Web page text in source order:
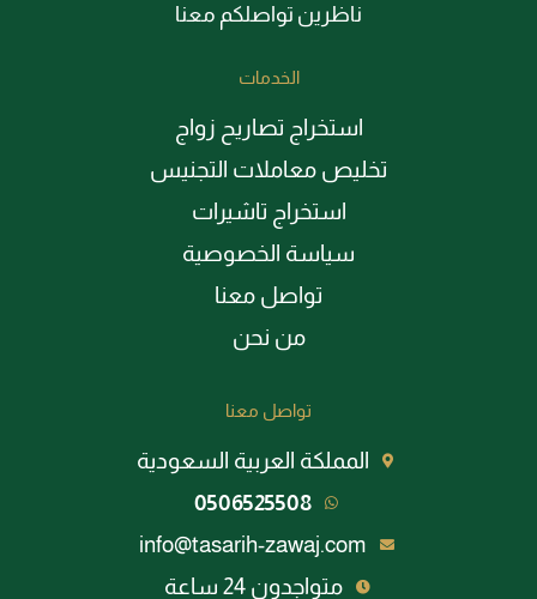
ناظرين تواصلكم معنا
الخدمات
استخراج تصاريح زواج
تخليص معاملات التجنيس
استخراج تاشيرات
سياسة الخصوصية
تواصل معنا
من نحن
تواصل معنا
المملكة العربية السعودية
0506525508
info@tasarih-zawaj.com
متواجدون 24 ساعة